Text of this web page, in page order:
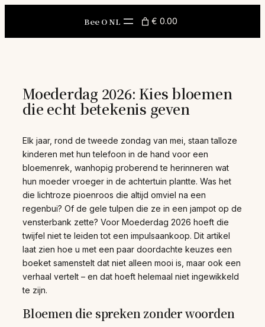
Bee O NL € 0.00
Moederdag 2026: Kies bloemen
die echt betekenis geven
Elk jaar, rond de tweede zondag van mei, staan talloze
kinderen met hun telefoon in de hand voor een
bloemenrek, wanhopig proberend te herinneren wat
hun moeder vroeger in de achtertuin plantte. Was het
die lichtroze pioenroos die altijd omviel na een
regenbui? Of de gele tulpen die ze in een jampot op de
vensterbank zette? Voor Moederdag 2026 hoeft die
twijfel niet te leiden tot een impulsaankoop. Dit artikel
laat zien hoe u met een paar doordachte keuzes een
boeket samenstelt dat niet alleen mooi is, maar ook een
verhaal vertelt – en dat hoeft helemaal niet ingewikkeld
te zijn.
Bloemen die spreken zonder woorden